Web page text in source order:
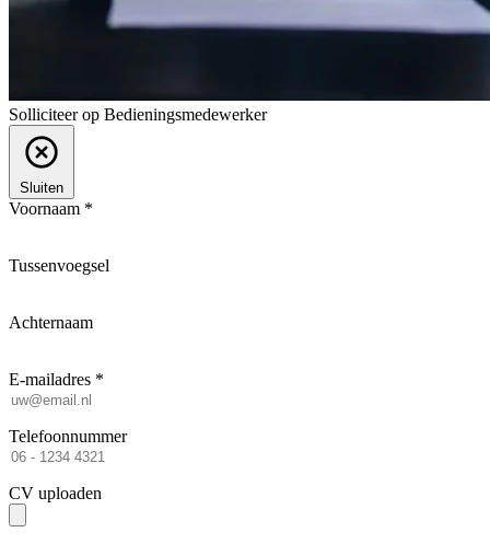
Solliciteer op Bedieningsmedewerker
Sluiten
Voornaam *
Tussenvoegsel
Achternaam
E-mailadres *
Telefoonnummer
CV uploaden